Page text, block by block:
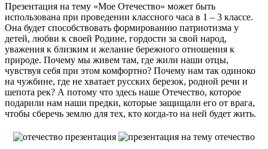
Презентация на тему «Мое Отечество» может быть
использована при проведении классного часа в 1 – 3 классе.
Она будет способствовать формированию патриотизма у
детей, любви к своей Родине, гордости за свой народ,
уважения к близким и желание бережного отношения к
природе. Почему мы живем там, где жили наши отцы,
чувствуя себя при этом комфортно? Почему нам так одиноко
на чужбине, где не хватает русских березок, родной речи и
шепота рек? А потому что здесь наше Отечество, которое
подарили нам наши предки, которые защищали его от врага,
чтобы сберечь землю для тех, кто когда-то на ней будет жить.